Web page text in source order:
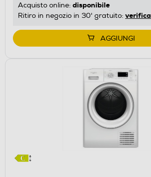
energetico
Youreko.
Acquisto online: disponibile
Ritiro in negozio in 30' gratuito: verifica
AGGIUNGI